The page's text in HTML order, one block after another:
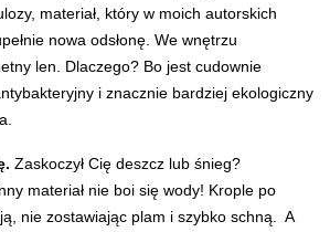
materiał, który w moich autorskich
nowa odsłonę. We wnętrzu
len. Dlaczego? Bo jest cudownie
i znacznie bardziej ekologiczny
Zaskoczył Cię deszcz lub śnieg?
materiał nie boi się wody! Krople po
nie zostawiając plam i szybko schną. A